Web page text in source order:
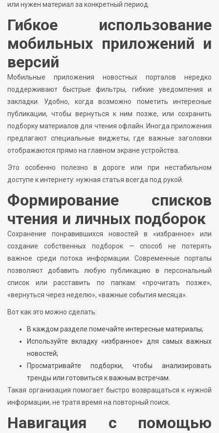
или нужен материал за конкретный период.
Гибкое использование
мобильных приложений и
версий
Мобильные приложения новостных порталов нередко
поддерживают быстрые фильтры, гибкие уведомления и
закладки. Удобно, когда возможно пометить интересные
публикации, чтобы вернуться к ним позже, или сохранить
подборку материалов для чтения офлайн. Иногда приложения
предлагают специальные виджеты, где важные заголовки
отображаются прямо на главном экране устройства.
Это особенно полезно в дороге или при нестабильном
доступе к интернету: нужная статья всегда под рукой.
Формирование списков
чтения и личных подборок
Сохранение понравившихся новостей в «избранное» или
создание собственных подборок — способ не потерять
важное среди потока информации. Современные порталы
позволяют добавить любую публикацию в персональный
список или расставить по папкам: «прочитать позже»,
«вернуться через неделю», «важные события месяца».
Вот как это можно сделать:
В каждом разделе помечайте интересные материалы;
Используйте вкладку «избранное» для самых важных
новостей;
Просматривайте подборки, чтобы анализировать
тренды или готовиться к важным встречам.
Такая организация помогает быстро возвращаться к нужной
информации, не тратя время на повторный поиск.
Навигация с помощью